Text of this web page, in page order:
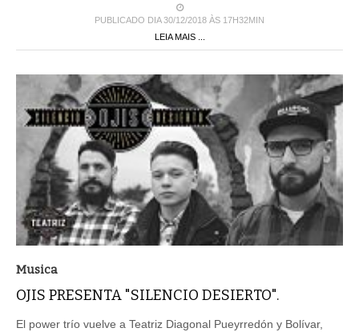
PUBLICADO DIA 30/12/2018 ÀS 17H32MIN
LEIA MAIS ...
Musica
OJIS PRESENTA "SILENCIO DESIERTO".
El power trío vuelve a Teatriz Diagonal Pueyrredón y Bolívar,